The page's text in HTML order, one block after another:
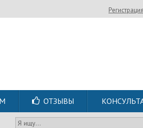
Регистрация
ОТЗЫВЫ
Я ищу...